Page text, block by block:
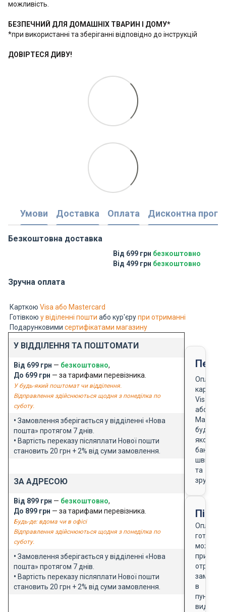
можливість.
БЕЗПЕЧНИЙ ДЛЯ ДОМАШНІХ ТВАРИН І ДОМУ*
*при використанні та зберіганні відповідно до інструкцій
ДОВІРТЕСЯ ДИВУ!
Умови Доставка Оплата Дисконтна
Безкоштовна доставка
Від 699 грн безкоштовно
Від 499 грн безкоштовно
Зручна оплата
Карткою Visa або Mastercard
Готівкою у віділенні пошти або кур'єрупри отриманні
Подарунковими сертифікатами магазину
У ВІДДІЛЕННЯ ТА ПОШТОМАТИ
Від 699 грн — безкоштовно,
До 699 грн — за тарифами перевізника.
У будь-який поштомат чи відділення.
Відправлення здійснюються щодня з понеділка по
суботу.
• Замовлення зберігається у відділенні «Нова
пошта» протягом 7 днів.
• Вартість переказу післяплати Нової пошти
становить 20 грн + 2% від суми замовлення.
ЗА АДРЕСОЮ
Від 899 грн — безкоштовно,
До 899 грн — за тарифами перевізника.
Будь-де: вдома чи в офісі
Відправлення здійснюються щодня з понеділка по
суботу.
• Замовлення зберігається у відділенні «Нова
пошта» протягом 7 днів.
• Вартість переказу післяплати Нової пошти
становить 20 грн + 2% від суми замовлення.
Оплата
карткою
Visa
або
будь-
якого
банку
швидко
та
зручно
Оплата
готівкою
можлива
при
в
пункті
видачі